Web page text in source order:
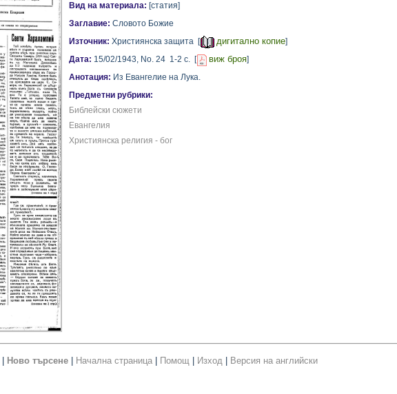
Вид на материала: [статия]
Заглавие: Словото Божие
Източник: Християнска защита [ дигитално копие]
Дата: 15/02/1943, No. 24 1-2 с. [ виж броя]
Анотация: Из Евангелие на Лука.
Предметни рубрики:
Библейски сюжети
Евангелия
Християнска религия - бог
Ново търсене Начална страница Помощ Изход Версия на английски